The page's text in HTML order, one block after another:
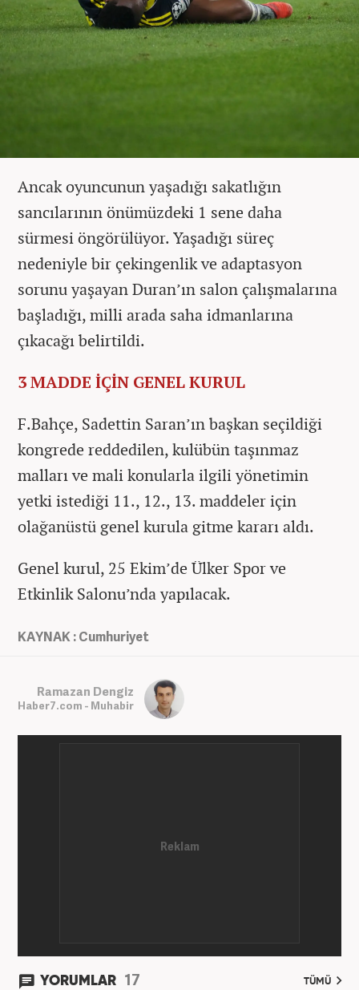
Ancak oyuncunun yaşadığı sakatlığın
sancılarının önümüzdeki 1 sene daha
sürmesi öngörülüyor. Yaşadığı süreç
nedeniyle bir çekingenlik ve adaptasyon
sorunu yaşayan Duran’ın salon çalışmalarına
başladığı, milli arada saha idmanlarına
çıkacağı belirtildi.
3 MADDE İÇİN GENEL KURUL
F.Bahçe, Sadettin Saran’ın başkan seçildiği
kongrede reddedilen, kulübün taşınmaz
malları ve mali konularla ilgili yönetimin
yetki istediği 11., 12., 13. maddeler için
olağanüstü genel kurula gitme kararı aldı.
Genel kurul, 25 Ekim’de Ülker Spor ve
Etkinlik Salonu’nda yapılacak.
KAYNAK : Cumhuriyet
Ramazan Dengiz
Haber7.com - Muhabir
YORUMLAR 17 TÜMÜ